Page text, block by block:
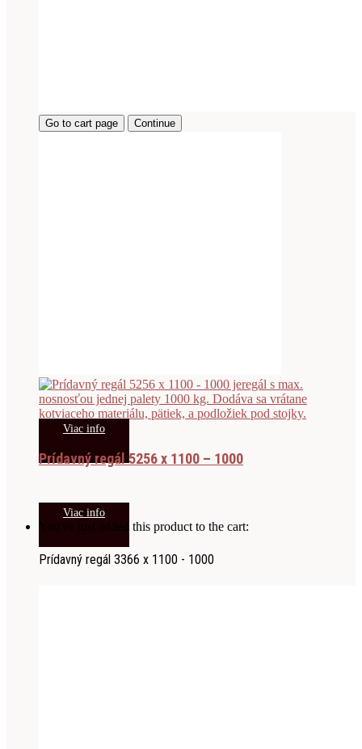
Go to cart page Continue
Viac info
Prídavný regál 5256 x 1100 – 1000
Viac info
You've just added this product to the cart:
Prídavný regál 3366 x 1100 - 1000